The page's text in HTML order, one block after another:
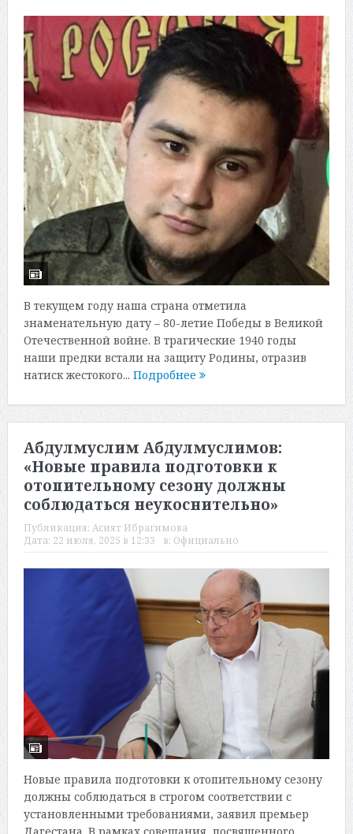
В текущем году наша страна отметила
знаменательную дату – 80-летие Победы в Великой
Отечественной войне. В трагические 1940 годы
наши предки встали на защиту Родины, отразив
натиск жестокого... Подробнее
Абдулмуслим Абдулмуслимов:
«Новые правила подготовки к
отопительному сезону должны
соблюдаться неукоснительно»
Публикация: Асият Ибрагимова
Дата: 22 июля, 2025 в 12:33 в: Официально
Новые правила подготовки к отопительному сезону
должны соблюдаться в строгом соответствии с
установленными требованиями, заявил премьер